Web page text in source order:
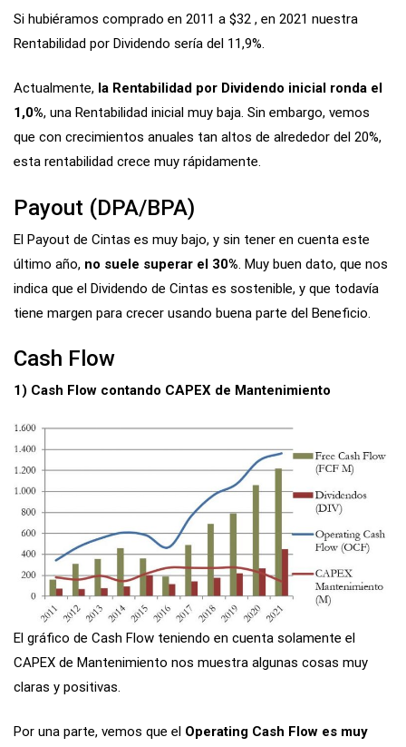
Si hubiéramos comprado en 2011 a $32 , en 2021 nuestra
Rentabilidad por Dividendo sería del 11,9%.
Actualmente, la Rentabilidad por Dividendo inicial ronda el
1,0%, una Rentabilidad inicial muy baja. Sin embargo, vemos
que con crecimientos anuales tan altos de alrededor del 20%,
esta rentabilidad crece muy rápidamente.
Payout (DPA/BPA)
El Payout de Cintas es muy bajo, y sin tener en cuenta este
último año, no suele superar el 30% . Muy buen dato, que nos
indica que el Dividendo de Cintas es sostenible, y que todavía
tiene margen para crecer usando buena parte del Beneficio.
Cash Flow
1) Cash Flow contando CAPEX de Mantenimiento
El gráfico de Cash Flow teniendo en cuenta solamente el
CAPEX de Mantenimiento nos muestra algunas cosas muy
claras y positivas.
Por una parte, vemos que el Operating Cash Flow es muy